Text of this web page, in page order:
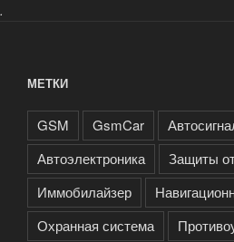
.
МЕТКИ
GSM GsmCar
Автоэлектроника
Защиты
Иммобилайзер
Охранная система